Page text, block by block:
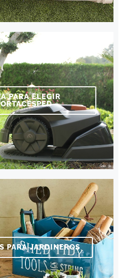
PARA ELEGIR
PARA JARDINEROS